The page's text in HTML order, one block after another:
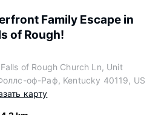
Family Escape in
of Rough!
of Rough Church Ln, Unit
оф-Раф, Kentucky 40119, US
карту